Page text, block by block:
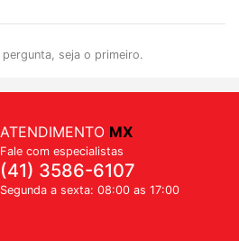
seja o primeiro.
ATENDIMENTO MX
Fale com especialistas
(41) 3586-6107
Segunda a sexta: 08:00 as 17:00